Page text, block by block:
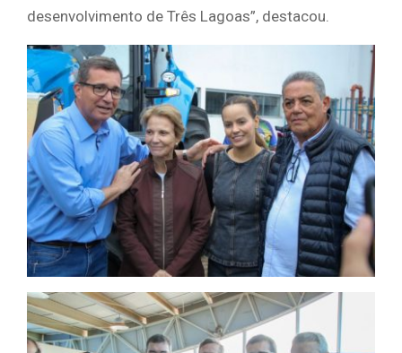
desenvolvimento de Três Lagoas”, destacou.